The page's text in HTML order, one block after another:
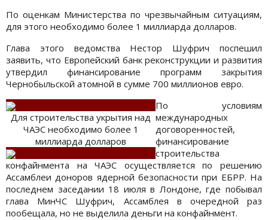
По оценкам Министерства по чрезвычайным ситуациям,
для этого необходимо более 1 миллиарда долларов.
Глава этого ведомства Нестор Шуфрич поспешил
заявить, что Европейский банк реконструкции и развития
утвердил финансирование программ закрытия
Чернобыльской атомной в сумме 700 миллионов евро.
Для строительства укрытия над
ЧАЭС необходимо более 1
миллиарда долларов
По условиям
международных
договоренностей,
финансирование
строительства
конфайнмента на ЧАЭС осуществляется по решению
Ассамблеи доноров ядерной безопасности при ЕБРР. На
последнем заседании 18 июля в Лондоне, где побывал
глава МинЧС Шуфрич, Ассамблея в очередной раз
пообещала, но не выделила деньги на конфайнмент.